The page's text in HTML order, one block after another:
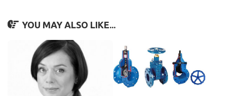
YOU MAY ALSO LIKE...